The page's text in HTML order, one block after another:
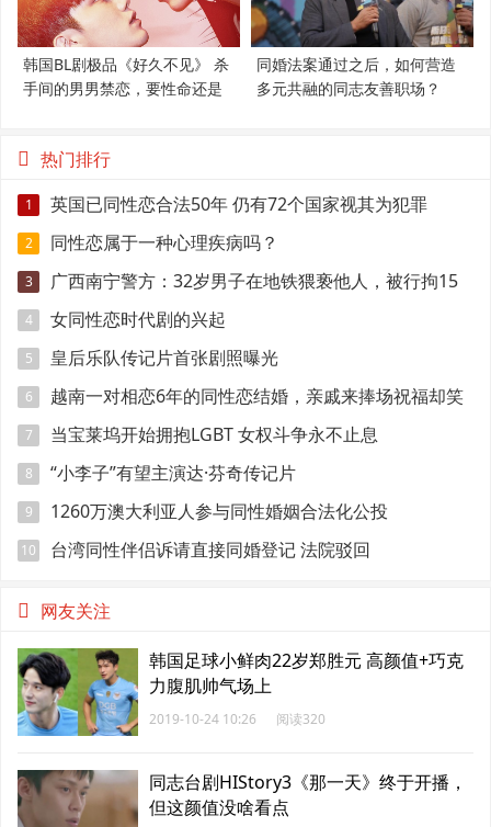
韩国BL剧极品《好久不见》 杀
手间的男男禁恋，要性命还是
同婚法案通过之后，如何营造
多元共融的同志友善职场？
热门排行
1 英国已同性恋合法50年 仍有72个国家视其为犯罪
2 同性恋属于一种心理疾病吗？
3
广西南宁警方：32岁男子在地铁猥亵他人，被行拘15
日
4 女同性恋时代剧的兴起
5 皇后乐队传记片首张剧照曝光
6
越南一对相恋6年的同性恋结婚，亲戚来捧场祝福却笑
得有点尴尬
7 当宝莱坞开始拥抱LGBT 女权斗争永不止息
8 “小李子”有望主演达·芬奇传记片
9 1260万澳大利亚人参与同性婚姻合法化公投
10 台湾同性伴侣诉请直接同婚登记 法院驳回
网友关注
韩国足球小鲜肉22岁郑胜元 高颜值+巧克
力腹肌帅气场上
2019-10-24 10:26 阅读320
同志台剧HIStory3《那一天》终于开播，
但这颜值没啥看点